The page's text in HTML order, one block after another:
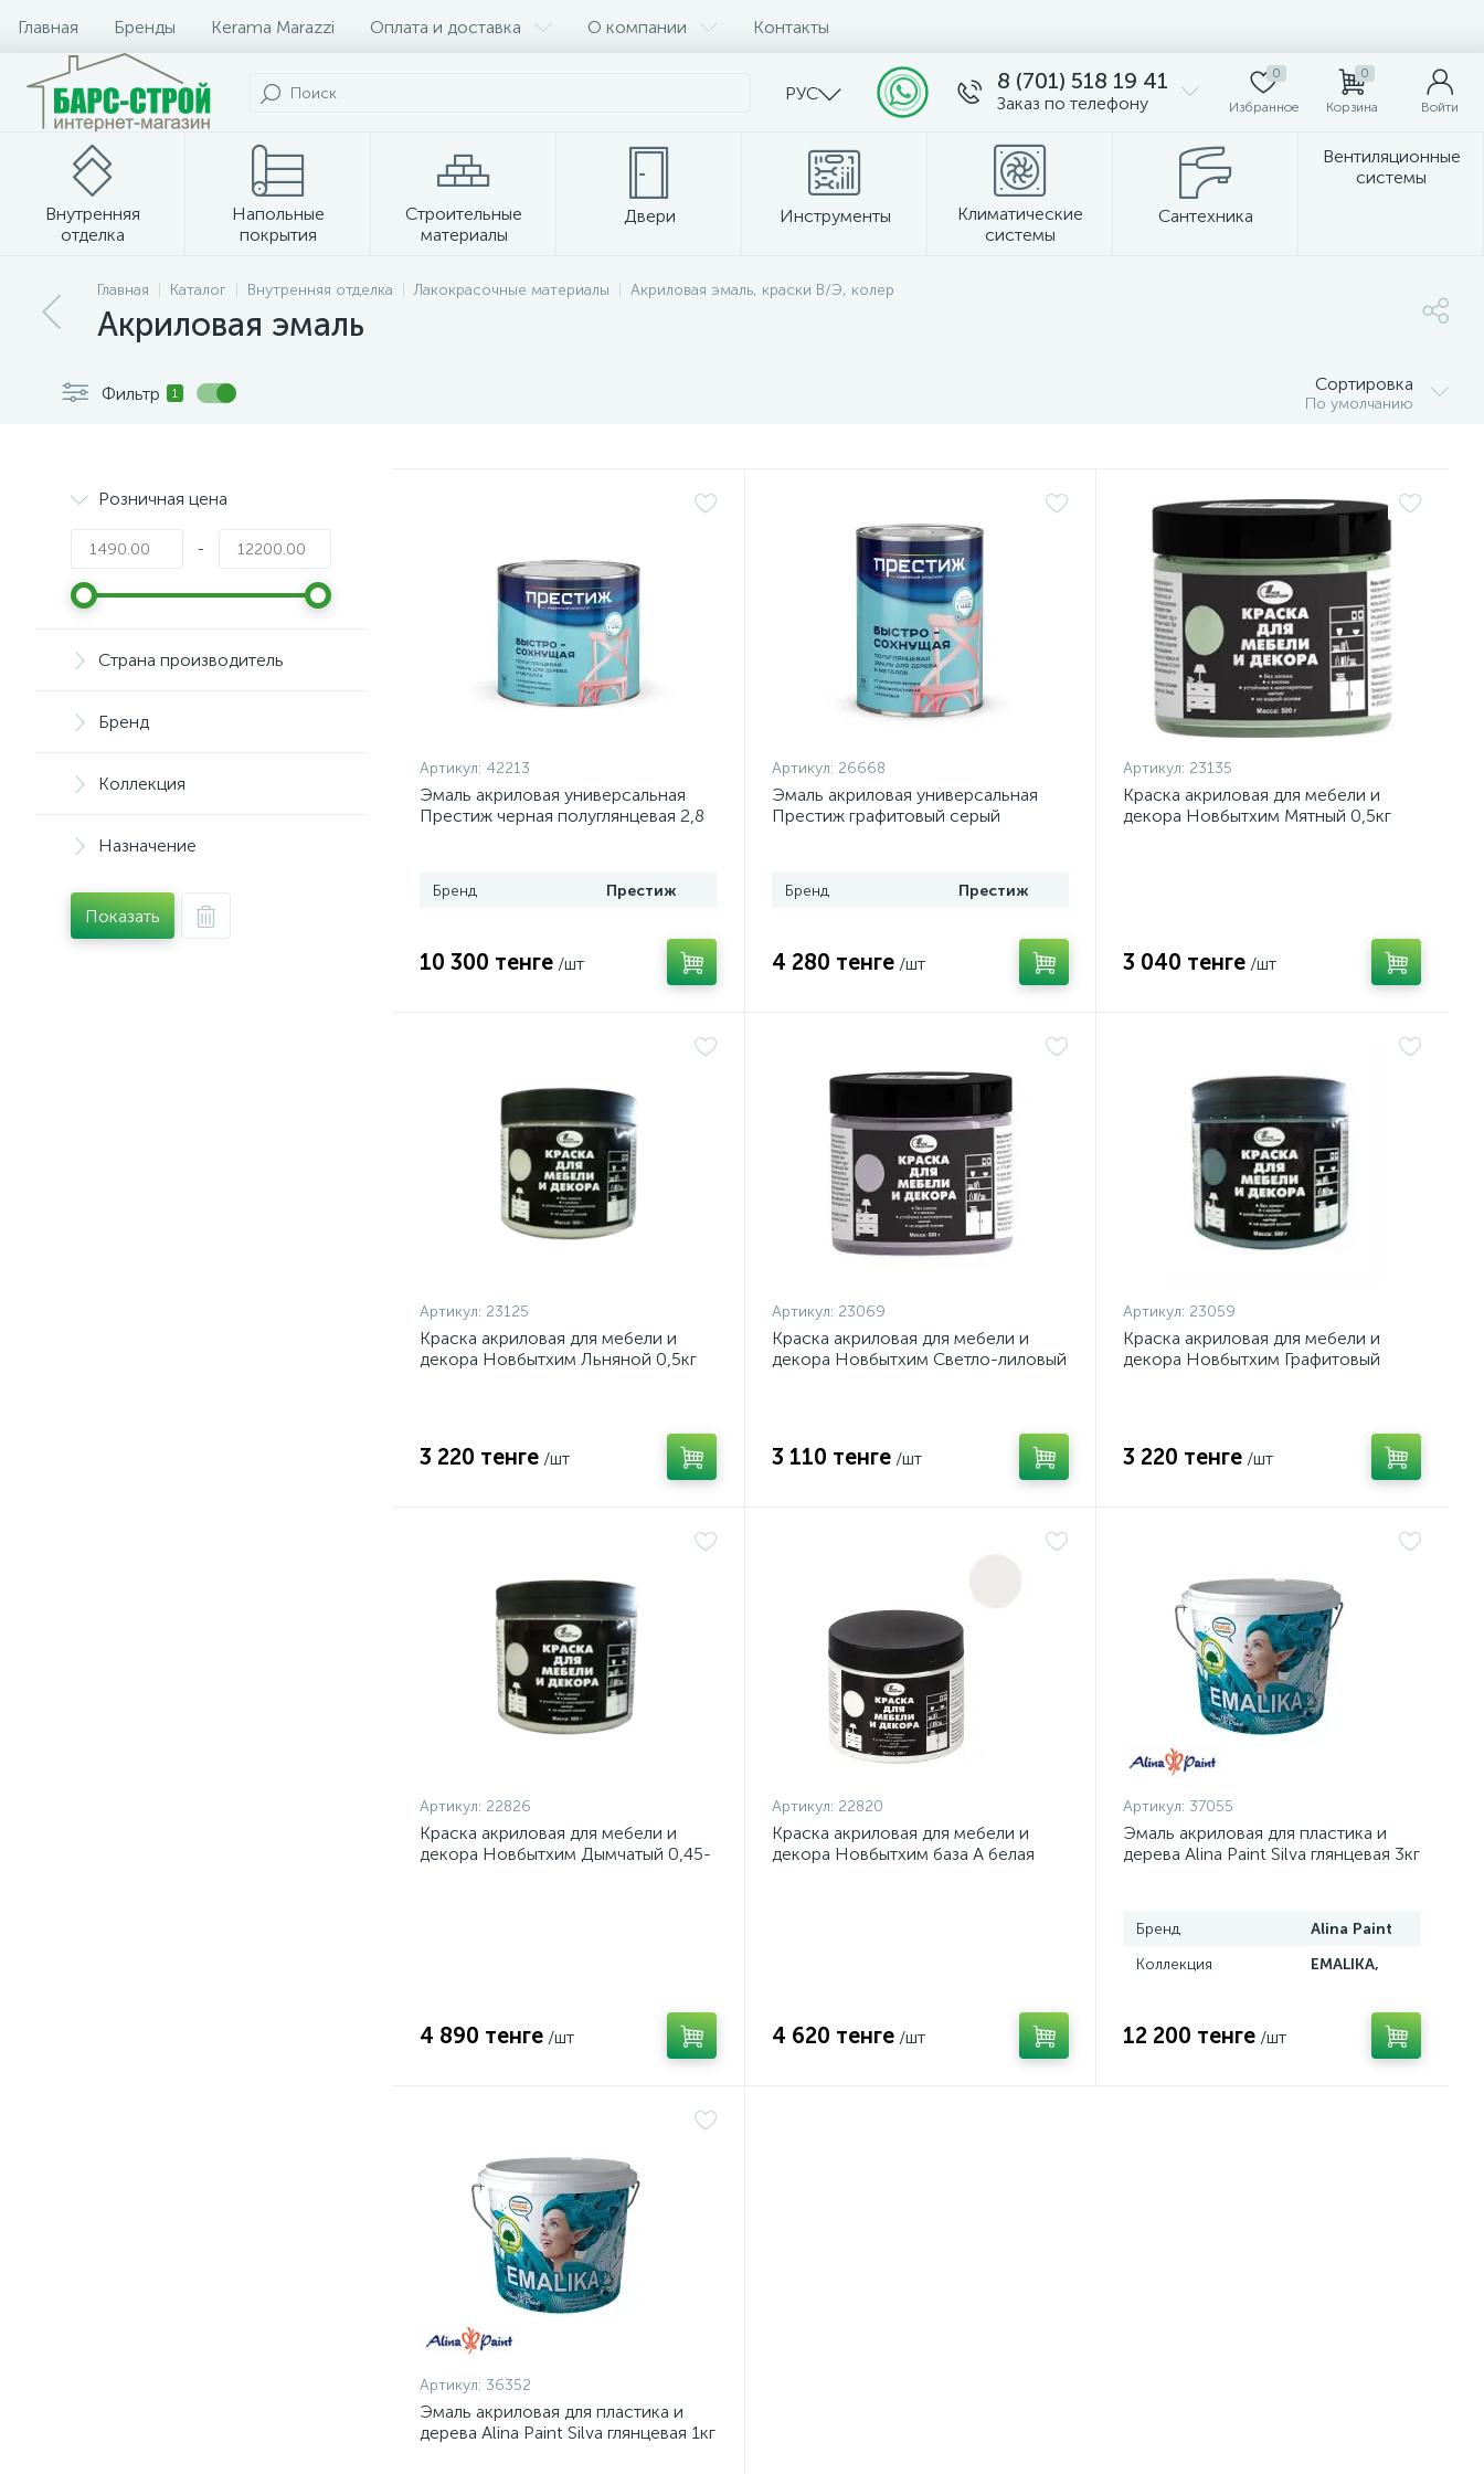
Главная Бренды Kerama Marazzi Оплата и доставка О компании Контакты
РУС 8 (701) 518 19 41
Заказ по телефону
0
Избранное
0
Корзина Войти
Внутренняя
отделка
Напольные
покрытия
Строительные
материалы
Двери Инструменты
Климатические
системы
Сантехника
Вентиляционные
системы
Плитка и керамогранит
Главная Каталог Внутренняя отделка Лакокрасочные материалы Акриловая эмаль, краски В/Э, колер
Акриловая эмаль
Фильтр 1 Сортировка
По умолчанию
Розничная цена
-
Страна производитель
Бренд
Коллекция
Назначение
Показать
Артикул: 42213
Эмаль акриловая универсальная
Престиж черная полуглянцевая 2,8
Бренд Престиж
10 300 тенге /шт
Артикул: 26668
Эмаль акриловая универсальная
Престиж графитовый серый
Бренд Престиж
4 280 тенге /шт
Артикул: 23135
Краска акриловая для мебели и
декора Новбытхим Мятный 0,5кг
3 040 тенге /шт
Артикул: 23125
Краска акриловая для мебели и
декора Новбытхим Льняной 0,5кг
3 220 тенге /шт
Артикул: 23069
Краска акриловая для мебели и
декора Новбытхим Светло-лиловый
3 110 тенге /шт
Артикул: 23059
Краска акриловая для мебели и
декора Новбытхим Графитовый
3 220 тенге /шт
Артикул: 22826
Краска акриловая для мебели и
декора Новбытхим Дымчатый 0,45-
4 890 тенге /шт
Артикул: 22820
Краска акриловая для мебели и
декора Новбытхим база А белая
4 620 тенге /шт
Артикул: 37055
Эмаль акриловая для пластика и
дерева Alina Paint Silva глянцевая 3кг
Бренд
Alina Paint
Коллекция
EMALIKA,
12 200 тенге /шт
Артикул: 36352
Эмаль акриловая для пластика и
дерева Alina Paint Silva глянцевая 1кг